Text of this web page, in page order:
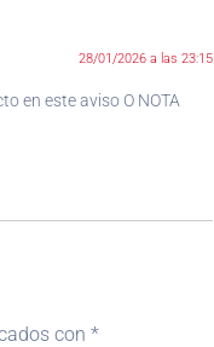
28/01/2026 a las 23:15
en este aviso O NOTA
con *